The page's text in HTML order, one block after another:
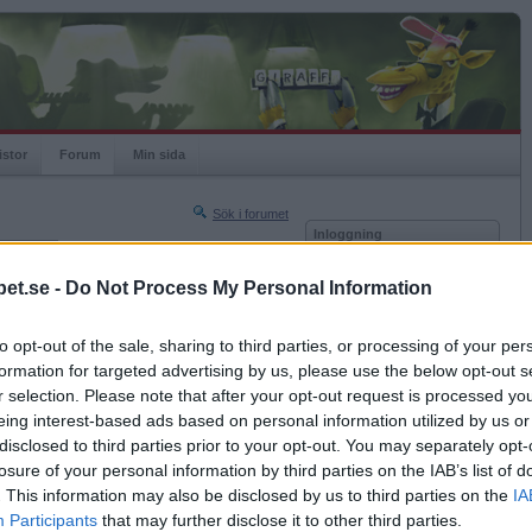
- Do Not Process My Personal Information
opt-out of the sale, sharing to third parties, or processing of your
for targeted advertising by us, please use the below opt-out
selection. Please note that after your opt-out request is processed
interest-based ads based on personal information utilized by us
to third parties prior to your opt-out. You may separately
of your personal information by third parties on the IAB’s list of
This information may also be disclosed by us to third parties on the
Participants that may further disclose it to other third parties.
Forum Min sida
Sök i forumet
Nästa sida »
2015-07-16 17:20
om jag vill vara ifred tycker du?
Inloggning
Kom ihåg mig
Glömt ditt lösenord?
Få ny aktiveringslänk
Betapet är gratis!